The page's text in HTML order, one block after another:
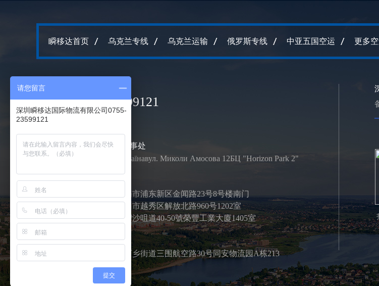
瞬移达首页 乌克兰专线 乌克兰运输 俄罗斯专线 中亚五国空运 更多
0755-23599121
UTEC乌克兰办事处
03141 Київ, Українавул. Миколи Амосова 12БЦ "Horizon Park 2"
中国各分公司
上海地址：上海市浦东新区金闻路23号8号楼南门
广州地址：广州市越秀区解放北路960号1202室
香港地址：荃灣沙咀道40-50號榮豐工業大廈1405室
瞬移达总部
深圳市宝安区西乡街道三围航空路30号同安物流园A栋213
请您留言
深圳瞬移达国际物流有限公司0755-
23599121
提交